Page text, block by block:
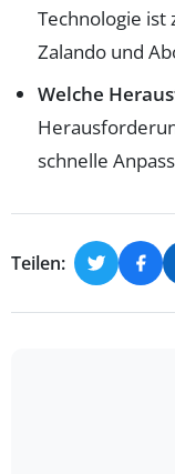
Technologie
Zalando und
Welche
schnelle
Teilen: